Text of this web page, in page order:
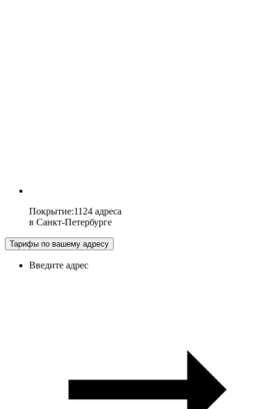
Покрытие:1124 адреса
в Санкт-Петербурге
Тарифы по вашему адресу
Введите адрес